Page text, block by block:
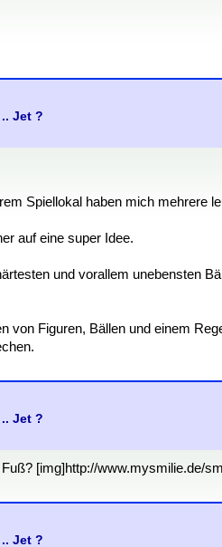
Jet ?
Spiellokal haben mich mehrere
auf eine super Idee.
und vorallem unebensten
von Figuren, Bällen und einem
Jet ?
[img]http://www.mysmilie.de/
Jet ?